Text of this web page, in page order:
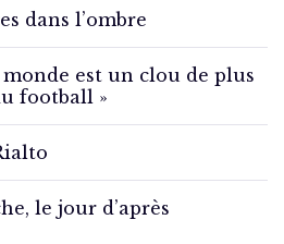
dans l’ombre
est un clou de plus
football »
le jour d’après